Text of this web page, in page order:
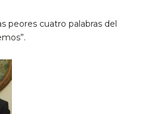
peores cuatro palabras del